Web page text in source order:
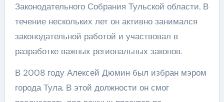
Законодательного Собрания Тульской области. В
течение нескольких лет он активно занимался
законодательной работой и участвовал в
разработке важных региональных законов.
В 2008 году Алексей Дюмин был избран мэром
города Тула. В этой должности он смог